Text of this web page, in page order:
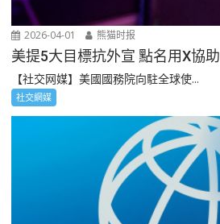
2026-04-01 熊猫时报
美提5大目標抗外宣 點名用X協助
【社交网媒】美國國務院向駐全球使...
社交網媒